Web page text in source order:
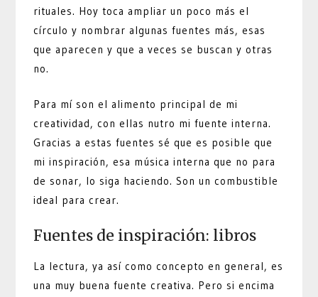
rituales. Hoy toca ampliar un poco más el
círculo y nombrar algunas fuentes más, esas
que aparecen y que a veces se buscan y otras
no.
Para mí son el alimento principal de mi
creatividad, con ellas nutro mi fuente interna.
Gracias a estas fuentes sé que es posible que
mi inspiración, esa música interna que no para
de sonar, lo siga haciendo. Son un combustible
ideal para crear.
Fuentes de inspiración: libros
La lectura, ya así como concepto en general, es
una muy buena fuente creativa. Pero si encima